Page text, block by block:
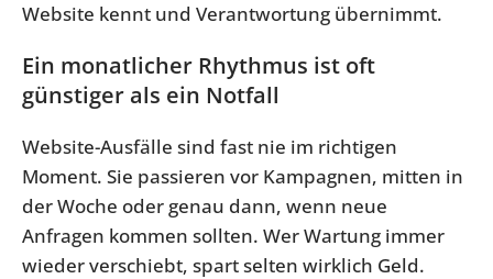
Website kennt und Verantwortung übernimmt.
Ein monatlicher Rhythmus ist oft
günstiger als ein Notfall
Website-Ausfälle sind fast nie im richtigen
Moment. Sie passieren vor Kampagnen, mitten in
der Woche oder genau dann, wenn neue
Anfragen kommen sollten. Wer Wartung immer
wieder verschiebt, spart selten wirklich Geld.